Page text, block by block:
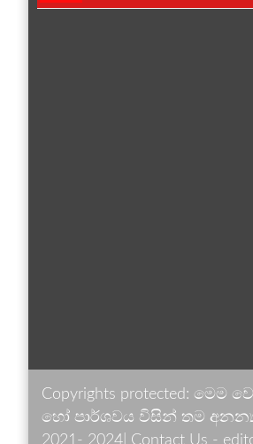
Copyrights protected:
හෝ පාර්ශවය විසින් තම
2021- 2024| Contact Us -